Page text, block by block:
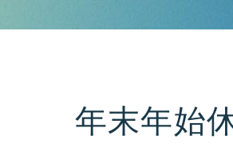
年末年始